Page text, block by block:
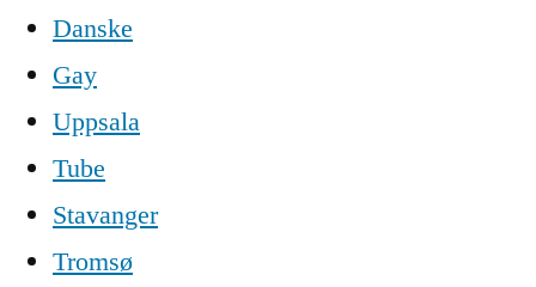
Danske
Gay
Uppsala
Tube
Stavanger
Tromsø